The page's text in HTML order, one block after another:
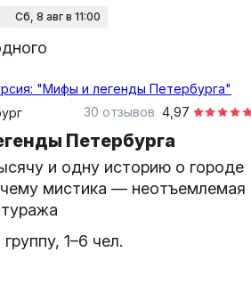
сб, 8 авг в 11:00
4,97
30 отзывов
Петербурга
и одну историю о городе
мистика — неотъемлемая
группу, 1–6 чел.